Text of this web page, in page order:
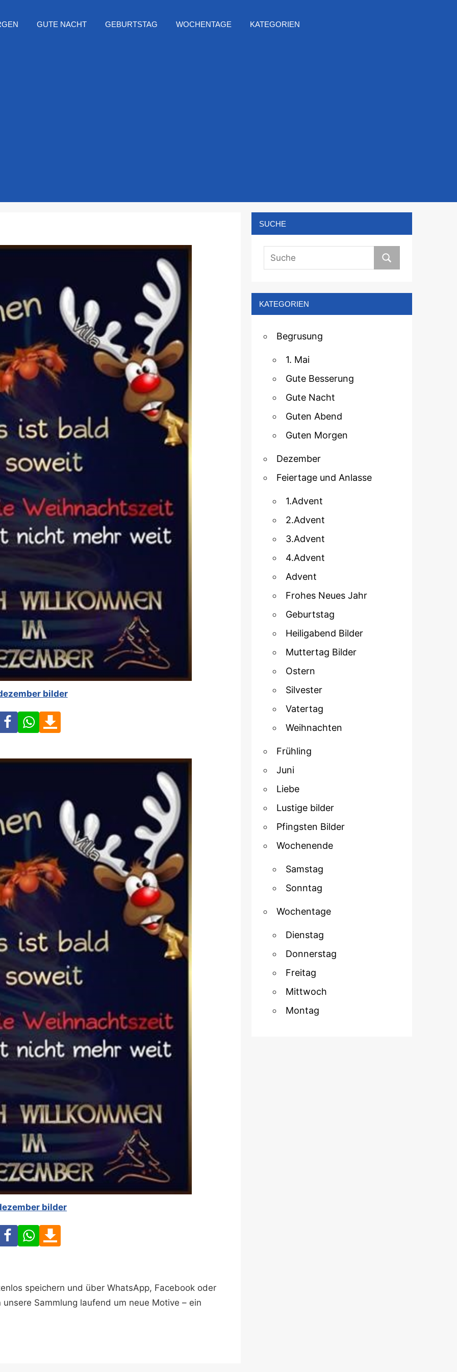
GUTE NACHT GEBURTSTAG WOCHENTAGE KATEGORIEN
bilder
FacebookWhatsApp
bilder
FacebookWhatsApp
speichern und über WhatsApp, Facebook oder
Sammlung laufend um neue Motive – ein
SUCHE
KATEGORIEN
Begrusung
1. Mai
Gute Besserung
Gute Nacht
Guten Abend
Guten Morgen
Dezember
Feiertage und Anlasse
1.Advent
2.Advent
3.Advent
4.Advent
Advent
Frohes Neues Jahr
Geburtstag
Heiligabend Bilder
Muttertag Bilder
Ostern
Silvester
Vatertag
Weihnachten
Frühling
Juni
Liebe
Lustige bilder
Pfingsten Bilder
Wochenende
Samstag
Sonntag
Wochentage
Dienstag
Donnerstag
Freitag
Mittwoch
Montag